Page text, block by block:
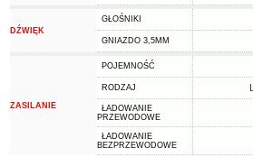
DŹWIĘK
GŁOŚNIKI
GNIAZDO 3,5MM
ZASILANIE
POJEMNOŚĆ
RODZAJ
ŁADOWANIE
PRZEWODOWE
ŁADOWANIE
BEZPRZEWODOWE